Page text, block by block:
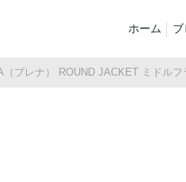
ホーム
（ブレナ） ROUND JACKET ミドルフ